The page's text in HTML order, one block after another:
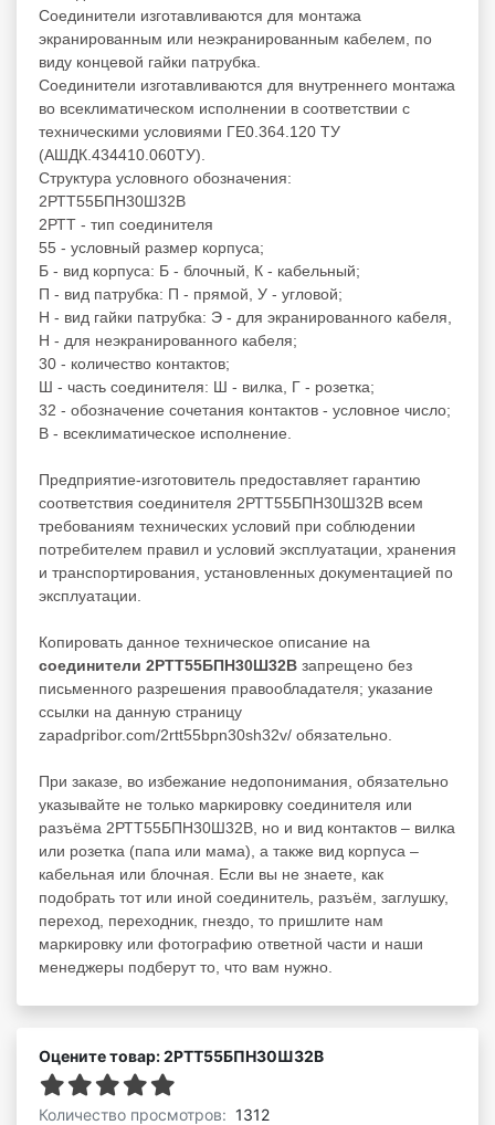
Соединители изготавливаются для монтажа
экранированным или неэкранированным кабелем, по
виду концевой гайки патрубка.
Соединители изготавливаются для внутреннего монтажа
во всеклиматическом исполнении в соответствии с
техническими условиями ГЕ0.364.120 ТУ
(АШДК.434410.060ТУ).
Структура условного обозначения:
2РТТ55БПН30Ш32В
2РТТ - тип соединителя
55 - условный размер корпуса;
Б - вид корпуса: Б - блочный, К - кабельный;
П - вид патрубка: П - прямой, У - угловой;
Н - вид гайки патрубка: Э - для экранированного кабеля,
Н - для неэкранированного кабеля;
30 - количество контактов;
Ш - часть соединителя: Ш - вилка, Г - розетка;
32 - обозначение сочетания контактов - условное число;
В - всеклиматическое исполнение.
Предприятие-изготовитель предоставляет гарантию
соответствия соединителя 2РТТ55БПН30Ш32В всем
требованиям технических условий при соблюдении
потребителем правил и условий эксплуатации, хранения
и транспортирования, установленных документацией по
эксплуатации.
Копировать данное техническое описание на
соединители 2РТТ55БПН30Ш32В запрещено без
письменного разрешения правообладателя; указание
ссылки на данную страницу
zapadpribor.com/2rtt55bpn30sh32v/ обязательно.
При заказе, во избежание недопонимания, обязательно
указывайте не только маркировку соединителя или
разъёма 2РТТ55БПН30Ш32В, но и вид контактов – вилка
или розетка (папа или мама), а также вид корпуса –
кабельная или блочная. Если вы не знаете, как
подобрать тот или иной соединитель, разъём, заглушку,
переход, переходник, гнездо, то пришлите нам
маркировку или фотографию ответной части и наши
менеджеры подберут то, что вам нужно.
Оцените товар: 2РТТ55БПН30Ш32В
Количество просмотров: 1312